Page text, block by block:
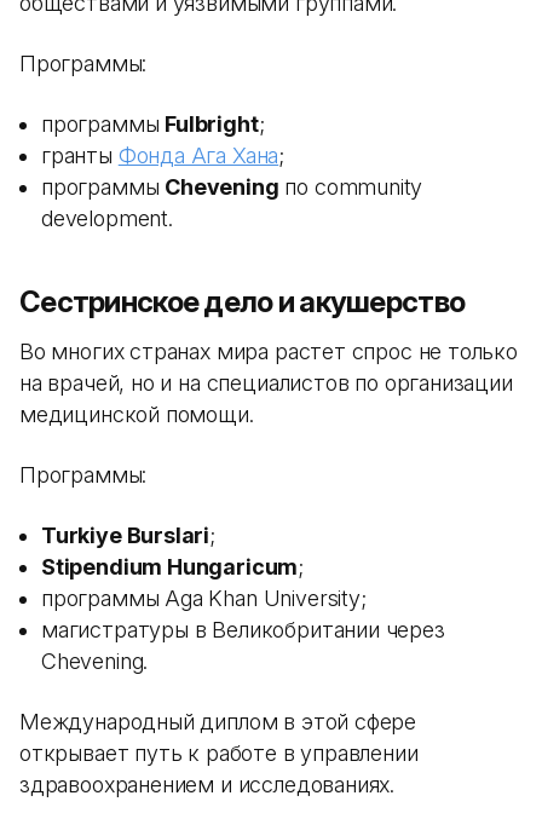
Программы:
программы Fulbright;
гранты Фонда Ага Хана;
программы Chevening по community
development.
Сестринское дело и акушерство
Во многих странах мира растет спрос не только
на врачей, но и на специалистов по организации
медицинской помощи.
Программы:
Turkiye Burslari;
Stipendium Hungaricum;
программы Aga Khan University;
магистратуры в Великобритании через
Chevening.
Международный диплом в этой сфере
открывает путь к работе в управлении
здравоохранением и исследованиях.